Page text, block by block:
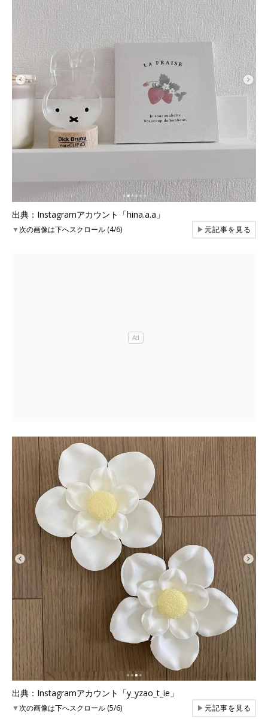
出典：Instagramアカウント「hina.a.a」
▼次の画像は下へスクロール (4/6) ▶元記事を見る
出典：Instagramアカウント「y_yzao_t_ie」
▼次の画像は下へスクロール (5/6) ▶元記事を見る